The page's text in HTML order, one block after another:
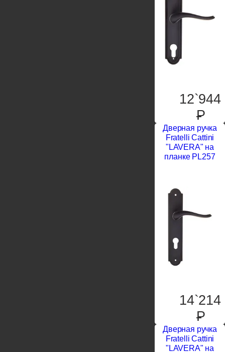
12`944
P
Дверная ручка
Fratelli Cattini
"LAVERA" на
планке PL257
14`214
P
Дверная ручка
Fratelli Cattini
"LAVERA" на